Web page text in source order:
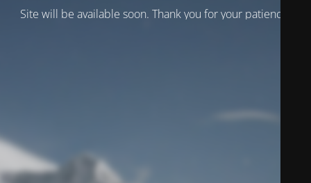
Site will be available soon. Thank you for your patience!